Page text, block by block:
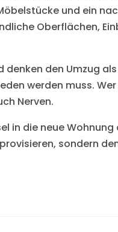
und ein
Oberflächen,
den Umzug
werden muss.
Nerven.
in die neue
sondern